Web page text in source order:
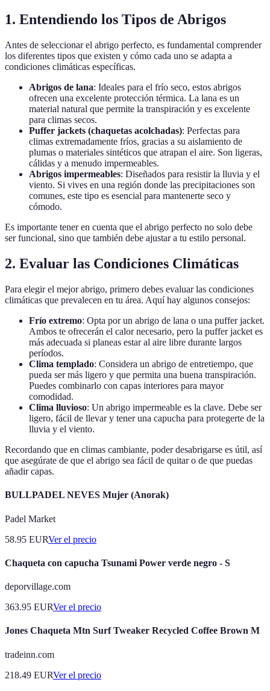
1. Entendiendo los Tipos de Abrigos
Antes de seleccionar el abrigo perfecto, es fundamental comprender
los diferentes tipos que existen y cómo cada uno se adapta a
condiciones climáticas específicas.
Abrigos de lana: Ideales para el frío seco, estos abrigos
ofrecen una excelente protección térmica. La lana es un
material natural que permite la transpiración y es excelente
para climas secos.
Puffer jackets (chaquetas acolchadas): Perfectas para
climas extremadamente fríos, gracias a su aislamiento de
plumas o materiales sintéticos que atrapan el aire. Son ligeras,
cálidas y a menudo impermeables.
Abrigos impermeables: Diseñados para resistir la lluvia y el
viento. Si vives en una región donde las precipitaciones son
comunes, este tipo es esencial para mantenerte seco y
cómodo.
Es importante tener en cuenta que el abrigo perfecto no solo debe
ser funcional, sino que también debe ajustar a tu estilo personal.
2. Evaluar las Condiciones Climáticas
Para elegir el mejor abrigo, primero debes evaluar las condiciones
climáticas que prevalecen en tu área. Aquí hay algunos consejos:
Frío extremo: Opta por un abrigo de lana o una puffer jacket.
Ambos te ofrecerán el calor necesario, pero la puffer jacket es
más adecuada si planeas estar al aire libre durante largos
períodos.
Clima templado: Considera un abrigo de entretiempo, que
pueda ser más ligero y que permita una buena transpiración.
Puedes combinarlo con capas interiores para mayor
comodidad.
Clima lluvioso: Un abrigo impermeable es la clave. Debe ser
ligero, fácil de llevar y tener una capucha para protegerte de la
lluvia y el viento.
Recordando que en climas cambiante, poder desabrigarse es útil, así
que asegúrate de que el abrigo sea fácil de quitar o de que puedas
añadir capas.
BULLPADEL NEVES Mujer (Anorak)
Padel Market
58.95 EURVer el precio
Chaqueta con capucha Tsunami Power verde negro - S
deporvillage.com
363.95 EURVer el precio
Jones Chaqueta Mtn Surf Tweaker Recycled Coffee Brown M
tradeinn.com
218.49 EURVer el precio